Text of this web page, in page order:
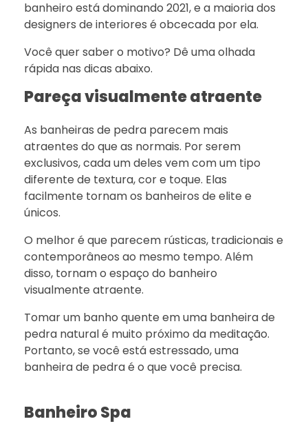
banheiro está dominando 2021, e a maioria dos
designers de interiores é obcecada por ela.
Você quer saber o motivo? Dê uma olhada
rápida nas dicas abaixo.
Pareça visualmente atraente
As banheiras de pedra parecem mais
atraentes do que as normais. Por serem
exclusivos, cada um deles vem com um tipo
diferente de textura, cor e toque. Elas
facilmente tornam os banheiros de elite e
únicos.
O melhor é que parecem rústicas, tradicionais e
contemporâneos ao mesmo tempo. Além
disso, tornam o espaço do banheiro
visualmente atraente.
Tomar um banho quente em uma banheira de
pedra natural é muito próximo da meditação.
Portanto, se você está estressado, uma
banheira de pedra é o que você precisa.
Banheiro Spa